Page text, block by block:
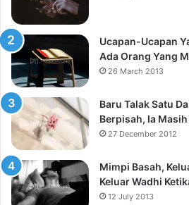
Ucapan-Ucapan
Ada Orang Yang
26 March 2013
Baru Talak Satu
Berpisah, Ia
27 December 2012
Mimpi Basah,
Keluar Wadhi
12 July 2013